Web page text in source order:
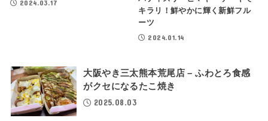
2024.03.17
キラリ！鮮やかに輝く新鮮フル
ーツ
2024.01.14
大阪やき三太熊本荒尾店 – ふわとろ食感
がクセになるたこ焼き
2025.08.03